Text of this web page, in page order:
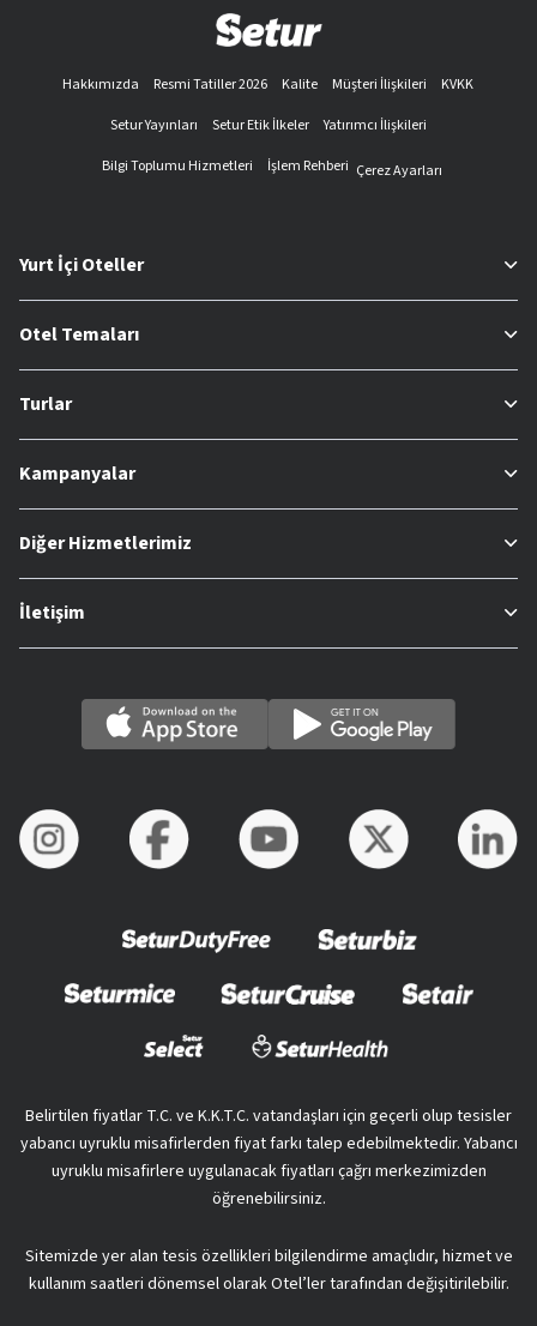
Hakkımızda Resmi Tatiller 2026 Kalite Müşteri İlişkileri
KVKK
Setur Yayınları
Setur Etik İlkeler
Yatırımcı İlişkileri
Bilgi Toplumu Hizmetleri
İşlem Rehberi Çerez Ayarları
Yurt İçi Oteller
Otel Temaları
Turlar
Kampanyalar
Diğer Hizmetlerimiz
İletişim
Belirtilen fiyatlar T.C. ve K.K.T.C. vatandaşları için geçerli olup tesisler
yabancı uyruklu misafirlerden fiyat farkı talep edebilmektedir. Yabancı
uyruklu misafirlere uygulanacak fiyatları çağrı merkezimizden
öğrenebilirsiniz.
Sitemizde yer alan tesis özellikleri bilgilendirme amaçlıdır, hizmet ve
kullanım saatleri dönemsel olarak Otel’ler tarafından değişitirilebilir.